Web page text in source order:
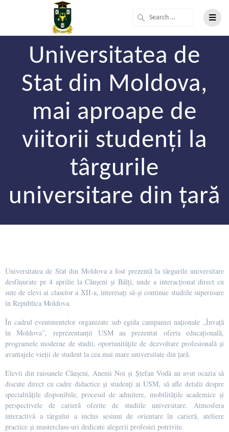
Universitatea de
Stat din Moldova,
mai aproape de
viitorii studenți la
târgurile
universitare din țară
Universitatea de Stat din Moldova a fost prezentă la târgurile universitare
desfășurate pe 4 aprilie la Căușeni și Bălți, unde a interacționat direct cu
sute de elevi ai claselor a XII-a, interesați să-și continue studiile superioare
în Republica Moldova.
În cadrul evenimentelor organizate sub egida campaniei naționale „Învață
în Moldova”, reprezentanții USM au prezentat oferta educațională,
programele moderne de studii, oportunitățile de dezvoltare profesională și
avantajele vieții de student la cea mai mare universitate din țară.
Elevii din raioanele Căușeni, Anenii Noi și Ștefan Vodă au avut ocazia să
discute direct cu cadre didactice și studenți ai USM, să afle detalii despre
specialitățile disponibile, procesul de admitere, mobilitățile academice și
perspectivele de carieră oferite de studiile universitare. Atmosfera
interactivă a târgului a inclus sesiuni de orientare în carieră, ateliere
practice și masterclass-uri dedicate alegerii profesiei potrivite.